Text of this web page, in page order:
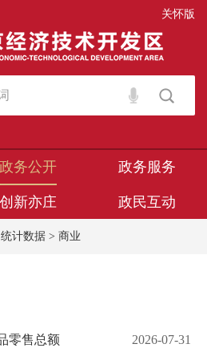
关怀版
政务公开 政务服务
创新亦庄 政民互动
统计数据 > 商业
零售总额 2026-07-31